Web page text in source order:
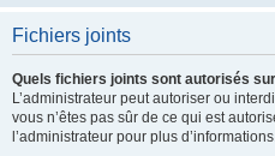
Fichiers joints
Quels fichiers joints sont autorisés
L’administrateur peut autoriser ou
vous n’êtes pas sûr de ce qui est
l’administrateur pour plus